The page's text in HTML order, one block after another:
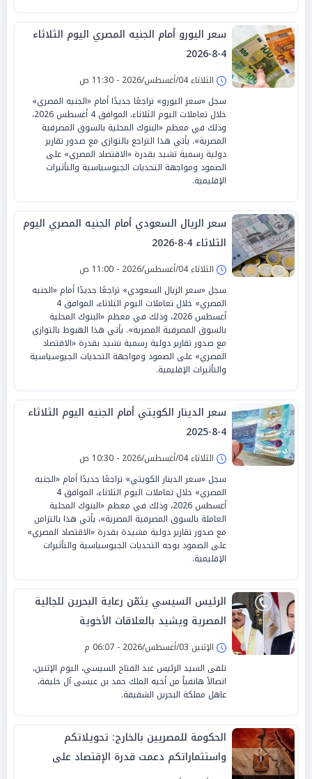
سعر اليورو أمام الجنيه المصري اليوم الثلاثاء
4-8-2026
الثلاثاء 04/أغسطس/2026 - 11:30 ص
سجل «سعر اليورو» تراجعًا جديدًا أمام «الجنيه المصري»
خلال تعاملات اليوم الثلاثاء، الموافق 4 أغسطس 2026،
وذلك في معظم «البنوك المحلية بالسوق المصرفية
المصرية». يأتي هذا التراجع بالتوازي مع صدور تقارير
دولية رسمية تشيد بقدرة «الاقتصاد المصري» على
الصمود ومواجهة التحديات الجيوسياسية والتأثيرات
الإقليمية.
سعر الريال السعودي أمام الجنيه المصري اليوم
الثلاثاء 4-8-2026
الثلاثاء 04/أغسطس/2026 - 11:00 ص
سجل «سعر الريال السعودي» تراجعًا جديدًا أمام «الجنيه
المصري» خلال تعاملات اليوم الثلاثاء، الموافق 4
أغسطس 2026، وذلك في معظم «البنوك المحلية
بالسوق المصرفية المصرية». يأتي هذا الهبوط بالتوازي
مع صدور تقارير دولية رسمية تشيد بقدرة «الاقتصاد
المصري» على الصمود ومواجهة التحديات الجيوسياسية
والتأثيرات الإقليمية.
سعر الدينار الكويتي أمام الجنيه اليوم الثلاثاء
4-8-2025
الثلاثاء 04/أغسطس/2026 - 10:30 ص
سجل «سعر الدينار الكويتي» تراجعًا جديدًا أمام «الجنيه
المصري» خلال تعاملات اليوم الثلاثاء، الموافق 4
أغسطس 2026، وذلك في معظم «البنوك المحلية
العاملة بالسوق المصرفية المصرية»، يأتي هذا بالتزامن
مع صدور تقارير دولية مشيدة بقدرة «الاقتصاد المصري»
على الصمود بوجه التحديات الجيوسياسية والتأثيرات
الإقليمية.
الرئيس السيسي يثمّن رعاية البحرين للجالية
المصرية ويشيد بالعلاقات الأخوية
الإثنين 03/أغسطس/2026 - 06:07 م
تلقى السيد الرئيس عبد الفتاح السيسي، اليوم الإثنين،
اتصالاً هاتفياً من أخيه الملك حمد بن عيسى آل خليفة،
عاهل مملكة البحرين الشقيقة.
الحكومة للمصريين بالخارج: تحويلاتكم
واستثماراتكم دعمت قدرة الإقتصاد على